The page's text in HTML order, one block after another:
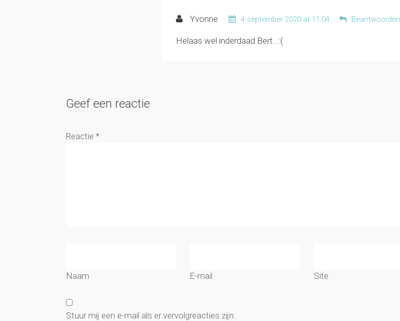
Yvonne 4 september 2020 at 11:04 Beantwoorden
Helaas wel inderdaad Bert…:(
Geef een reactie
Reactie*
Naam E-mail Site
Stuur mij een e-mail als er vervolgreacties zijn.